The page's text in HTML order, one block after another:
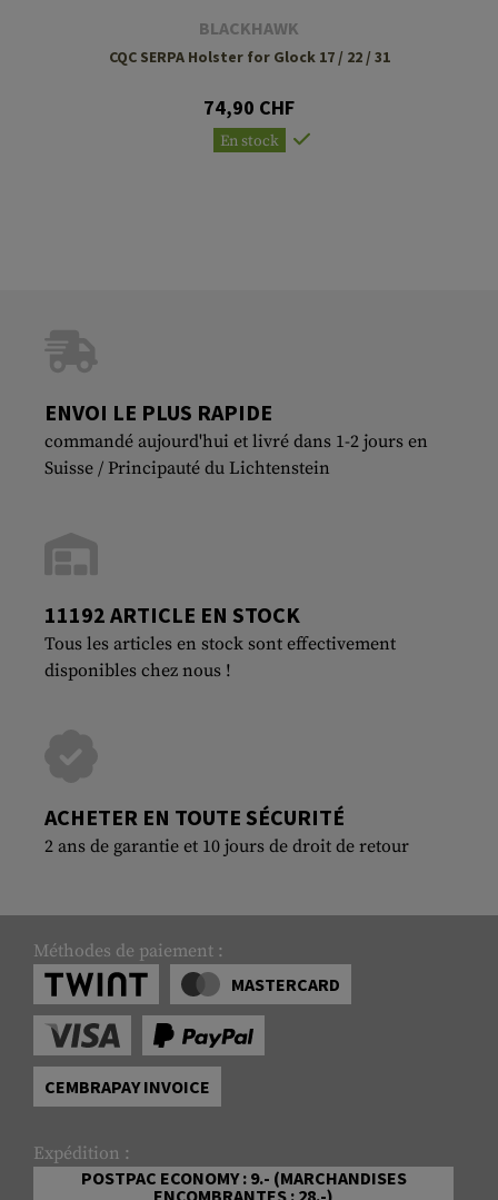
BLACKHAWK
CQC SERPA Holster for Glock 17 / 22 / 31
74,90 CHF
En stock
ENVOI LE PLUS RAPIDE
commandé aujourd'hui et livré dans 1-2 jours en
Suisse / Principauté du Lichtenstein
11192 ARTICLE EN STOCK
Tous les articles en stock sont effectivement
disponibles chez nous !
ACHETER EN TOUTE SÉCURITÉ
2 ans de garantie et 10 jours de droit de retour
Méthodes de paiement :
MASTERCARD
CEMBRAPAY INVOICE
Expédition :
POSTPAC ECONOMY : 9.- (MARCHANDISES
ENCOMBRANTES : 28.-)